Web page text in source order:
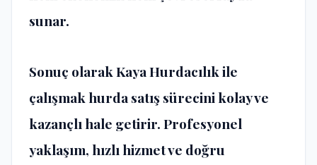
sunar.
Sonuç olarak Kaya Hurdacılık ile
çalışmak hurda satış sürecini kolay ve
kazançlı hale getirir. Profesyonel
yaklaşım, hızlı hizmet ve doğru